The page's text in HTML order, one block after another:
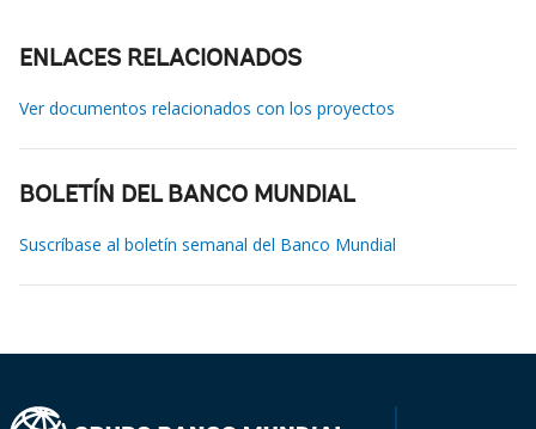
ENLACES RELACIONADOS
Ver documentos relacionados con los proyectos
BOLETÍN DEL BANCO MUNDIAL
Suscríbase al boletín semanal del Banco Mundial